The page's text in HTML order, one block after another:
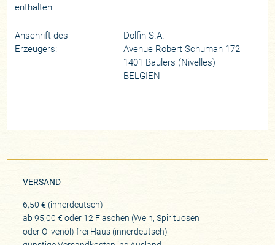
enthalten.
Anschrift des
Erzeugers:
Dolfin S.A.
Avenue Robert Schuman 172
1401 Baulers (Nivelles)
BELGIEN
VERSAND
6,50 € (innerdeutsch)
ab 95,00 € oder 12 Flaschen (Wein, Spirituosen
oder Olivenöl) frei Haus (innerdeutsch)